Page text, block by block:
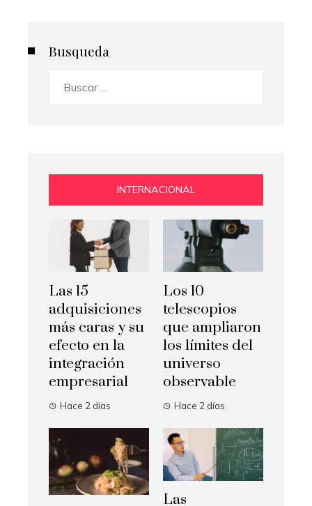
Busqueda
INTERNACIONAL
Las 15
adquisiciones
más caras y su
efecto en la
integración
empresarial
Hace 2 días
Los 10
telescopios
que ampliaron
los límites del
universo
observable
Hace 2 días
Las